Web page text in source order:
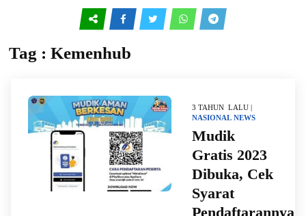
Tag : Kemenhub
3 TAHUN LALU |
NASIONAL NEWS
Mudik
Gratis 2023
Dibuka, Cek
Syarat
Pendaftarannya